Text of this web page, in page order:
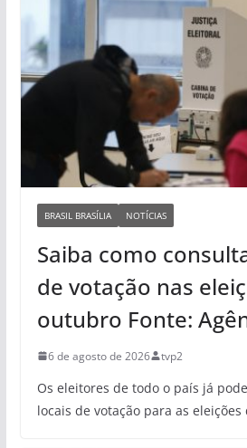
BRASIL BRASÍLIA NOTÍCIAS
Saiba como
de votação nas
outubro Fonte:
6 de agosto de 2026 tvp2
Os eleitores de todo o país já
locais de votação para as